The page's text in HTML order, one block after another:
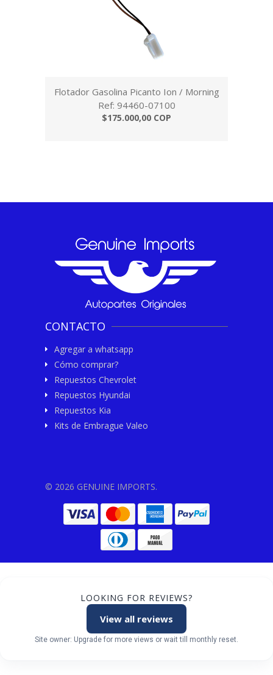
Flotador Gasolina Picanto Ion / Morning
Ref: 94460-07100
$175.000,00 COP
CONTACTO
Agregar a whatsapp
Cómo comprar?
Repuestos Chevrolet
Repuestos Hyundai
Repuestos Kia
Kits de Embrague Valeo
© 2026 GENUINE IMPORTS.
LOOKING FOR REVIEWS?
View all reviews
Site owner: Upgrade for more views or wait till monthly reset.